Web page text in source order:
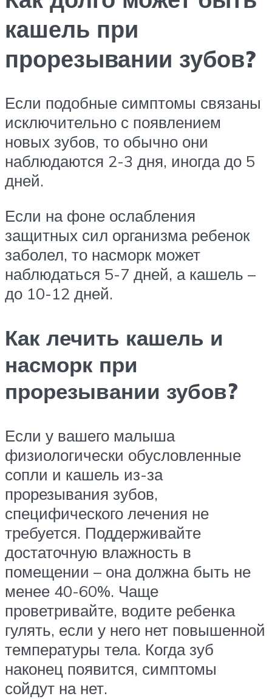
кашель при
прорезывании зубов?
Если подобные симптомы связаны
исключительно с появлением
новых зубов, то обычно они
наблюдаются 2-3 дня, иногда до 5
дней.
Если на фоне ослабления
защитных сил организма ребенок
заболел, то насморк может
наблюдаться 5-7 дней, а кашель –
до 10-12 дней.
Как лечить кашель и
насморк при
прорезывании зубов?
Если у вашего малыша
физиологически обусловленные
сопли и кашель из-за
прорезывания зубов,
специфического лечения не
требуется. Поддерживайте
достаточную влажность в
помещении – она должна быть не
менее 40-60%. Чаще
проветривайте, водите ребенка
гулять, если у него нет повышенной
температуры тела. Когда зуб
наконец появится, симптомы
сойдут на нет.